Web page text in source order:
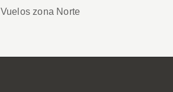
Vuelos zona Norte